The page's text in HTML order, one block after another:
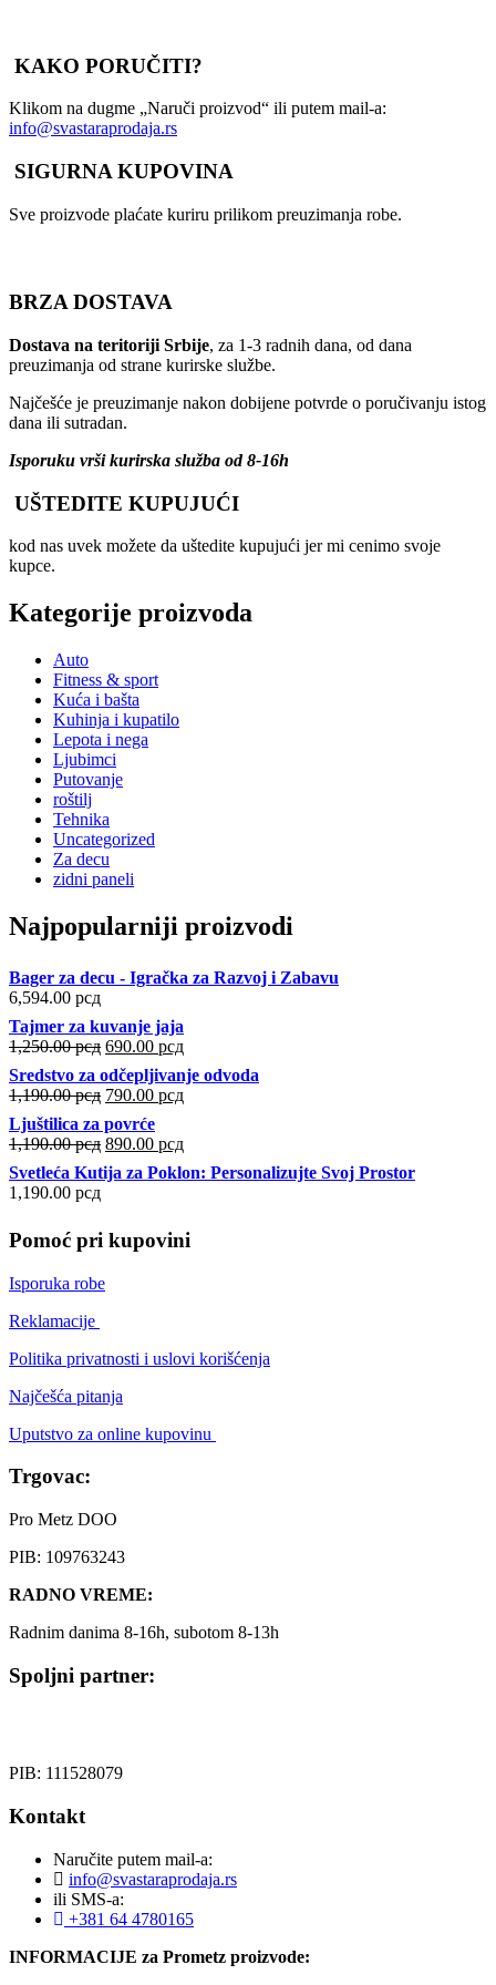
KAKO PORUČITI?
Klikom na dugme „Naruči proizvod“ ili putem mail-a:
info@svastaraprodaja.rs
SIGURNA KUPOVINA
Sve proizvode plaćate kuriru prilikom preuzimanja robe.
BRZA DOSTAVA
Dostava na teritoriji Srbije, za 1-3 radnih dana, od dana
preuzimanja od strane kurirske službe.
Najčešće je preuzimanje nakon dobijene potvrde o poručivanju istog
dana ili sutradan.
Isporuku vrši kurirska služba od 8-16h
UŠTEDITE KUPUJUĆI
kod nas uvek možete da uštedite kupujući jer mi cenimo svoje
kupce.
Kategorije proizvoda
Auto
Fitness & sport
Kuća i bašta
Kuhinja i kupatilo
Lepota i nega
Ljubimci
Putovanje
roštilj
Tehnika
Uncategorized
Za decu
zidni paneli
Najpopularniji proizvodi
Bager za decu - Igračka za Razvoj i Zabavu
6,594.00 рсд
Tajmer za kuvanje jaja
1,250.00рсд Оригинална
цена
је
била:
1,250.00 рсд.
690.00 рсдТренутна
цена
је:
690.00 рсд.
Sredstvo za odčepljivanje odvoda
1,190.00рсд Оригинална
је
била:
1,190.00 рсд.
790.00 рсдТренутна
790.00 рсд.
Ljuštilica za povrće
1,190.00рсд Оригинална
цена
је
890.00 рсдТренутна
цена
је:
Svetleća Kutija za Poklon: Personalizujte Svoj Prostor
1,190.00 рсд
Pomoć pri kupovini
Isporuka robe
Reklamacije
Politika privatnosti i uslovi korišćenja
Najčešća pitanja
Uputstvo za online kupovinu
Trgovac:
Pro Metz DOO
PIB: 109763243
RADNO VREME:
Radnim danima 8-16h, subotom 8-13h
Spoljni partner:
PIB: 111528079
Kontakt
Naručite putem mail-a:
info@svastaraprodaja.rs
ili SMS-a:
+381 64 4780165
INFORMACIJE za Prometz proizvode: